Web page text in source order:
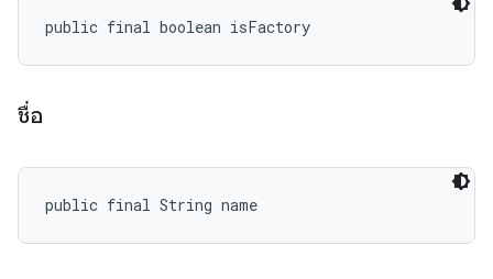
public final boolean isFactory
ชื่อ
public final String name